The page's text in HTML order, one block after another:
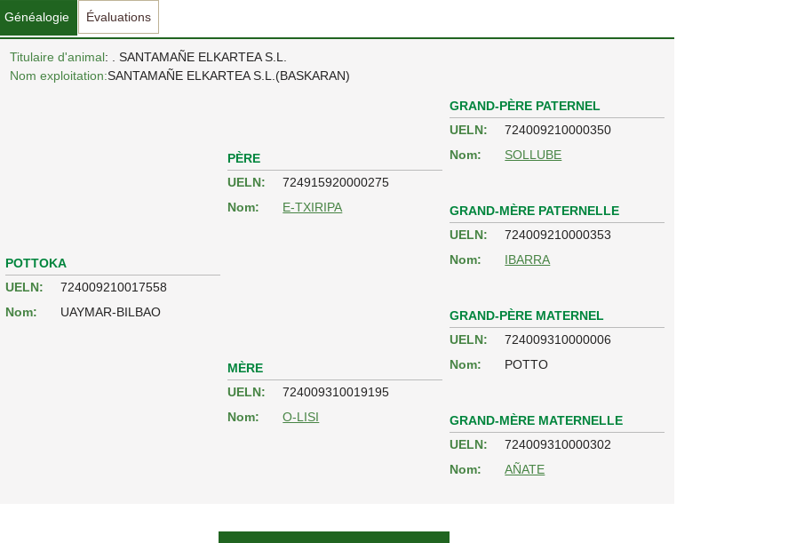
Généalogie Évaluations
Titulaire d'animal: . SANTAMAÑE ELKARTEA S.L.
Nom exploitation:SANTAMAÑE ELKARTEA S.L.(BASKARAN)
POTTOKA
UELN:
724009210017558
Nom:
UAYMAR-BILBAO
PÈRE
UELN:
724915920000275
Nom:
E-TXIRIPA
GRAND-PÈRE PATERNEL
UELN:
724009210000350
Nom:
SOLLUBE
GRAND-MÈRE PATERNELLE
UELN:
724009210000353
Nom:
IBARRA
MÈRE
UELN:
724009310019195
Nom:
O-LISI
GRAND-PÈRE MATERNEL
UELN:
724009310000006
Nom:
POTTO
GRAND-MÈRE MATERNELLE
UELN:
724009310000302
Nom:
AÑATE